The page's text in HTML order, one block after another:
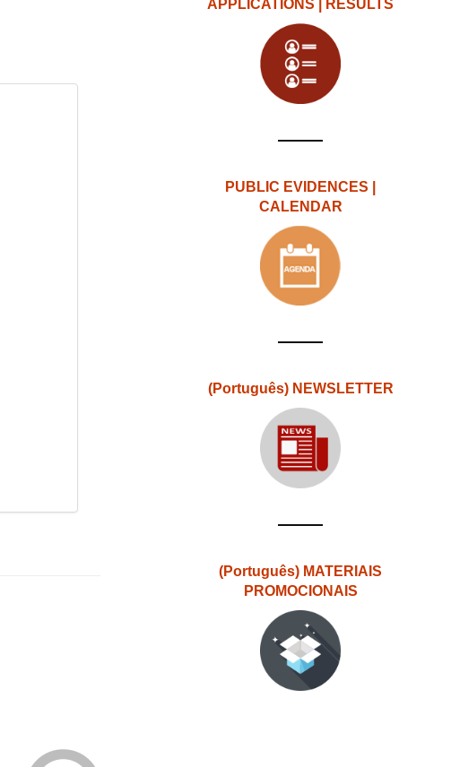
APPLICATIONS | RESULTS
PUBLIC EVIDENCES |
CALENDAR
(Português) NEWSLETTER
(Português) MATERIAIS
PROMOCIONAIS